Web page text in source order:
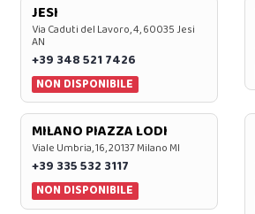
JESI
Via Caduti del Lavoro, 4, 60035 Jesi
AN
+39 348 521 7426
NON DISPONIBILE
MILANO PIAZZA LODI
Viale Umbria, 16, 20137 Milano MI
+39 335 532 3117
NON DISPONIBILE